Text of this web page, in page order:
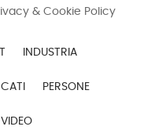
& Cookie Policy
INDUSTRIA
PERSONE
VIDEO